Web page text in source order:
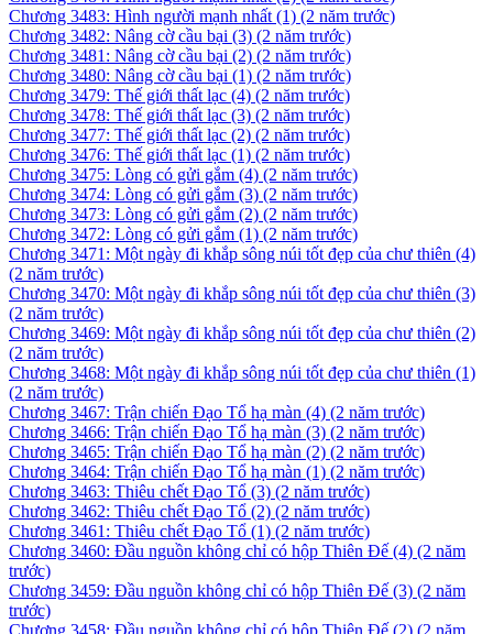
Chương 3483: Hình người mạnh nhất (1) (2 năm trước)
Chương 3482: Nâng cờ cầu bại (3) (2 năm trước)
Chương 3481: Nâng cờ cầu bại (2) (2 năm trước)
Chương 3480: Nâng cờ cầu bại (1) (2 năm trước)
Chương 3479: Thế giới thất lạc (4) (2 năm trước)
Chương 3478: Thế giới thất lạc (3) (2 năm trước)
Chương 3477: Thế giới thất lạc (2) (2 năm trước)
Chương 3476: Thế giới thất lạc (1) (2 năm trước)
Chương 3475: Lòng có gửi gắm (4) (2 năm trước)
Chương 3474: Lòng có gửi gắm (3) (2 năm trước)
Chương 3473: Lòng có gửi gắm (2) (2 năm trước)
Chương 3472: Lòng có gửi gắm (1) (2 năm trước)
Chương 3471: Một ngày đi khắp sông núi tốt đẹp của chư thiên (4)
(2 năm trước)
Chương 3470: Một ngày đi khắp sông núi tốt đẹp của chư thiên (3)
(2 năm trước)
Chương 3469: Một ngày đi khắp sông núi tốt đẹp của chư thiên (2)
(2 năm trước)
Chương 3468: Một ngày đi khắp sông núi tốt đẹp của chư thiên (1)
(2 năm trước)
Chương 3467: Trận chiến Đạo Tổ hạ màn (4) (2 năm trước)
Chương 3466: Trận chiến Đạo Tổ hạ màn (3) (2 năm trước)
Chương 3465: Trận chiến Đạo Tổ hạ màn (2) (2 năm trước)
Chương 3464: Trận chiến Đạo Tổ hạ màn (1) (2 năm trước)
Chương 3463: Thiêu chết Đạo Tổ (3) (2 năm trước)
Chương 3462: Thiêu chết Đạo Tổ (2) (2 năm trước)
Chương 3461: Thiêu chết Đạo Tổ (1) (2 năm trước)
Chương 3460: Đầu nguồn không chỉ có hộp Thiên Đế (4) (2 năm
trước)
Chương 3459: Đầu nguồn không chỉ có hộp Thiên Đế (3) (2 năm
trước)